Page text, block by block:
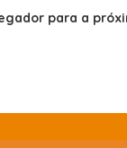
para a